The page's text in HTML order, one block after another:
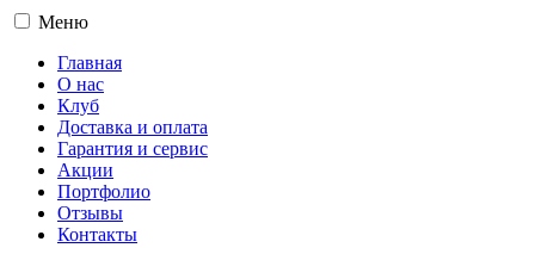
Меню
Главная
О нас
Клуб
Доставка и оплата
Гарантия и сервис
Акции
Портфолио
Отзывы
Контакты